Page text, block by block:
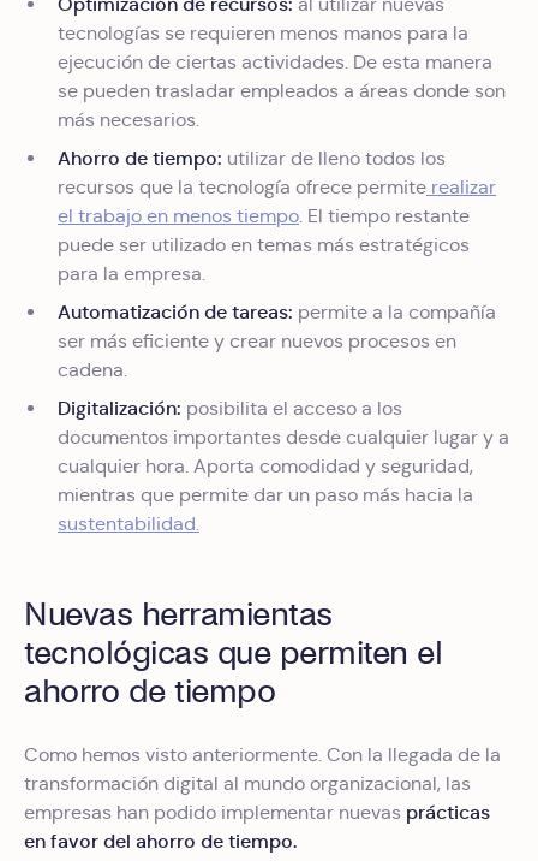
tecnologías se requieren menos manos para la
ejecución de ciertas actividades. De esta manera
se pueden trasladar empleados a áreas donde son
más necesarios.
Ahorro de tiempo: utilizar de lleno todos los
recursos que la tecnología ofrece permite realizar
el trabajo en menos tiempo. El tiempo restante
puede ser utilizado en temas más estratégicos
para la empresa.
Automatización de tareas: permite a la compañía
ser más eficiente y crear nuevos procesos en
cadena.
Digitalización: posibilita el acceso a los
documentos importantes desde cualquier lugar y a
cualquier hora. Aporta comodidad y seguridad,
mientras que permite dar un paso más hacia la
sustentabilidad.
Nuevas herramientas
tecnológicas que permiten el
ahorro de tiempo
Como hemos visto anteriormente. Con la llegada de la
transformación digital al mundo organizacional, las
empresas han podido implementar nuevas prácticas
en favor del ahorro de tiempo.